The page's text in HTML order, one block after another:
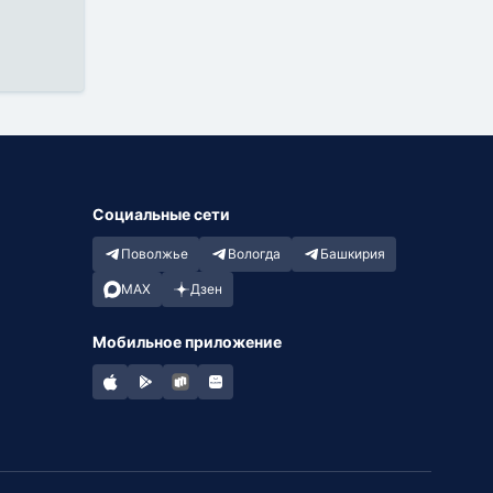
Социальные сети
Поволжье Вологда Башкирия
MAX Дзен
Мобильное приложение